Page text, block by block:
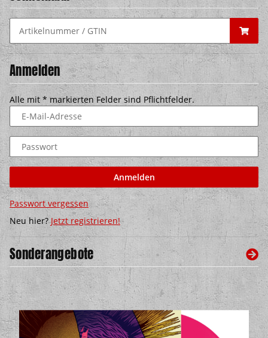
Anmelden
Alle mit * markierten Felder sind Pflichtfelder.
E-Mail-Adresse
Passwort
Anmelden
Passwort vergessen
Neu hier?Jetzt registrieren!
Sonderangebote